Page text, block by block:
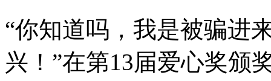
“你知道吗，我是被骗进
兴！”在第13届爱心奖颁